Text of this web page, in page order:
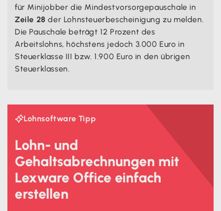
für Minijobber die Mindestvorsorgepauschale in
Zeile 28 der Lohnsteuerbescheinigung zu melden.
Die Pauschale beträgt 12 Prozent des
Arbeitslohns, höchstens jedoch 3.000 Euro in
Steuerklasse III bzw. 1.900 Euro in den übrigen
Steuerklassen.
Lohnsoftware Tipp
Lohn- und
Gehaltsabrechnungen mit
Lexware Office einfach
erstellen